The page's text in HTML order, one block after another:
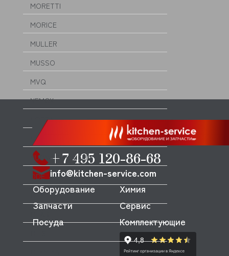
MORETTI
MORICE
MULLER
MUSSO
MVQ
NEMOX
NOPEIN
NTF
NUOVA SIMONELLI
ODE
OEM
+7 495 120-86-68
info@kitchen-service.com
Оборудование
Запчасти
Посуда
Химия
Сервис
Комплектующие